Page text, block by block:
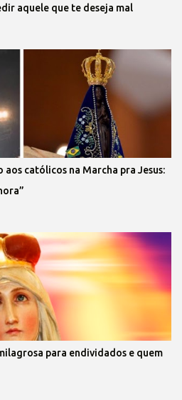
aquele que te deseja mal
católicos na Marcha pra Jesus:
para endividados e quem